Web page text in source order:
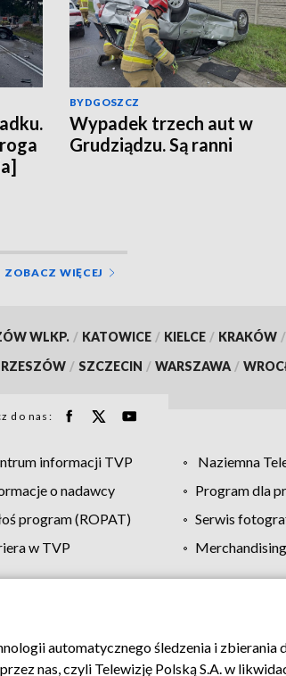
BYDGOSZCZ
Wypadek trzech aut w
Grudziądzu. Są ranni
ZOBACZ WIĘCEJ
WLKP. / KATOWICE / KIELCE / KRAKÓW /
RZESZÓW / SZCZECIN / WARSZAWA /
do nas:
informacji TVP Naziemna
o nadawcy
Program dla
program (ROPAT)
Serwis
w TVP
Moje zgody Pomoc Biuro reklamy
automatycznego śledzenia i zbierania
nas, czyli Telewizję Polską S.A. w